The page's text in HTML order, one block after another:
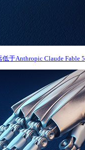
于Anthropic Claude Fable 5